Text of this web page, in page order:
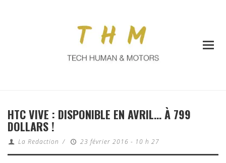
HTC VIVE : DISPONIBLE EN AVRIL… À 799
DOLLARS !
La Redaction / 23 février 2016 - 10 h 27